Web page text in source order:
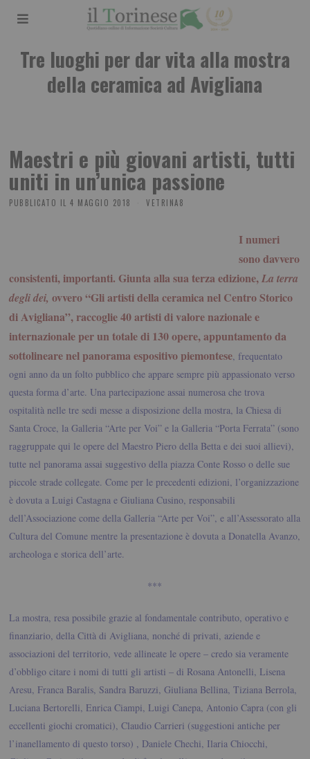
Tre luoghi per dar vita alla mostra
della ceramica ad Avigliana
Maestri e più giovani artisti, tutti
uniti in un’unica passione
PUBBLICATO IL 4 MAGGIO 2018 VETRINA8
I numeri
sono davvero
consistenti, importanti. Giunta alla sua terza edizione,La terra
degli dei,ovvero “Gli artisti della ceramica nel Centro Storico
di Avigliana”, raccoglie 40 artisti di valore nazionale e
internazionale per un totale di 130 opere, appuntamento da
sottolineare nel panorama espositivo piemontese , frequentato
ogni anno da un folto pubblico che appare sempre più appassionato verso
questa forma d’arte. Una partecipazione assai numerosa che trova
ospitalità nelle tre sedi messe a disposizione della mostra, la Chiesa di
Santa Croce, la Galleria “Arte per Voi” e la Galleria “Porta Ferrata” (sono
raggruppate qui le opere del Maestro Piero della Betta e dei suoi allievi),
tutte nel panorama assai suggestivo della piazza Conte Rosso o delle sue
piccole strade collegate. Come per le precedenti edizioni, l’organizzazione
è dovuta a Luigi Castagna e Giuliana Cusino, responsabili
dell’Associazione come della Galleria “Arte per Voi”, e all’Assessorato alla
Cultura del Comune mentre la presentazione è dovuta a Donatella Avanzo,
archeologa e storica dell’arte.
***
La mostra, resa possibile grazie al fondamentale contributo, operativo e
finanziario, della Città di Avigliana, nonché di privati, aziende e
associazioni del territorio, vede allineate le opere – credo sia veramente
d’obbligo citare i nomi di tutti gli artisti – di Rosana Antonelli, Lisena
Aresu, Franca Baralis, Sandra Baruzzi, Giuliana Bellina, Tiziana Berrola,
Luciana Bertorelli, Enrica Ciampi, Luigi Canepa, Antonio Capra (con gli
eccellenti giochi cromatici), Claudio Carrieri (suggestioni antiche per
l’inanellamento di questo torso) , Daniele Chechi, Ilaria Chiocchi,